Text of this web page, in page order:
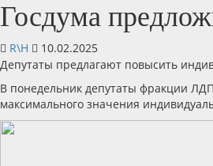
Госдума
R\H
10.02.2025
Депутаты предлагают повысить
В понедельник депутаты фракции
максимального значения